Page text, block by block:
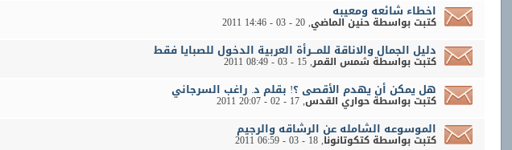
اخطاء شائعه ومعيبه
كتبت بواسطةحنين الماضي‏, 20 - 03 - 2011 14:46
دليل الجمال والاناقة للمـــرأة العربية الدخول للصبايا فقط
كتبت بواسطةشمس القمر‏, 15 - 03 - 2011 08:49
هل يمكن أن يهدم الأقصى ؟! بقلم د. راغب السرجاني
كتبت بواسطةحواري القدس‏, 17 - 02 - 2011 20:07
الموسوعه الشامله عن الرشاقه والرجيم
كتبت بواسطةكتكوتانونا‏, 18 - 03 - 2011 06:59